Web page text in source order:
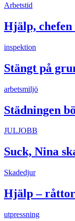
Arbetstid
Hjälp,
inspektion
Stängt på
arbetsmiljö
Städningen
JULJOBB
Suck, Nina
Skadedjur
Hjälp –
utpressning